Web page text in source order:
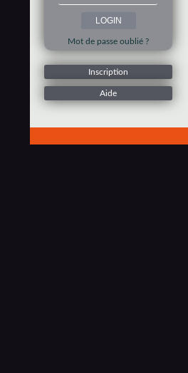
Mot de passe oublié ?
Inscription
Aide